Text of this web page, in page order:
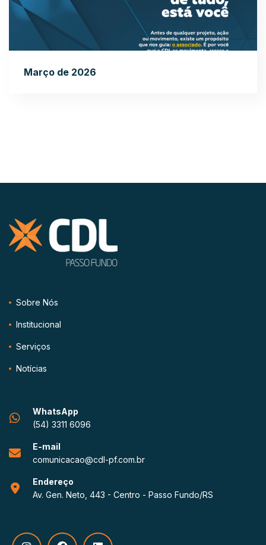
Março de 2026
Sobre Nós
Institucional
Serviços
Notícias
WhatsApp
(54) 3311 6096
E-mail
comunicacao@cdl-pf.com.br
Endereço
Av. Gen. Neto, 443 - Centro - Passo Fundo/RS